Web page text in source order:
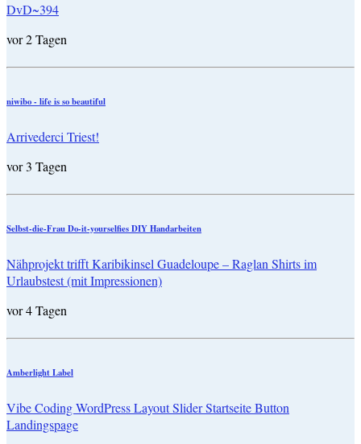
DvD~394
vor 2 Tagen
niwibo - life is so beautiful
Arrivederci Triest!
vor 3 Tagen
Selbst-die-Frau Do-it-yourselfies DIY Handarbeiten
Nähprojekt trifft Karibikinsel Guadeloupe – Raglan Shirts im
Urlaubstest (mit Impressionen)
vor 4 Tagen
Amberlight Label
Vibe Coding WordPress Layout Slider Startseite Button
Landingspage